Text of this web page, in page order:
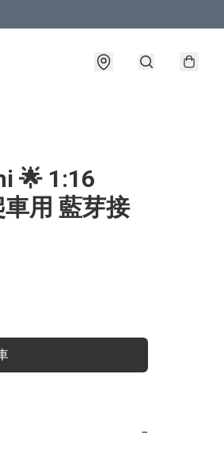
🌟 1:16
用 藍芽接
−